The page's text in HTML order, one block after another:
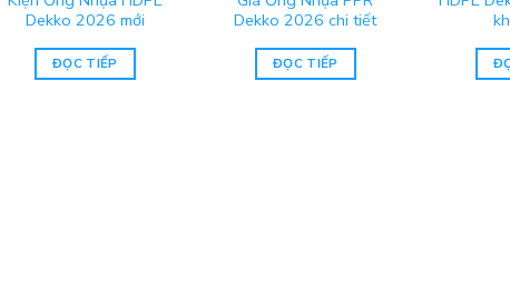
Dekko 2026 mới
ĐỌC TIẾP
Dekko 2026 chi tiết
ĐỌC TIẾP